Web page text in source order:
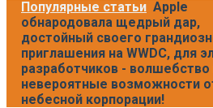
Популярные статьи Apple
обнародовала щедрый дар,
достойный своего
приглашения на WWDC, для
разработчиков - волшебство
невероятные возможности
небесной корпорации!